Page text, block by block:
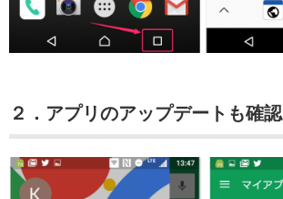
２．アプリのアップデートも確認